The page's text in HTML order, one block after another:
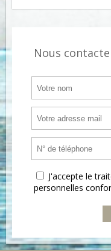
Nous
J'accepte le
personnelles